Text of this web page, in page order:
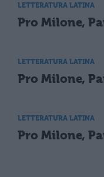
LETTERATURA LATINA
Pro Milone,
LETTERATURA LATINA
Pro Milone,
LETTERATURA LATINA
Pro Milone,